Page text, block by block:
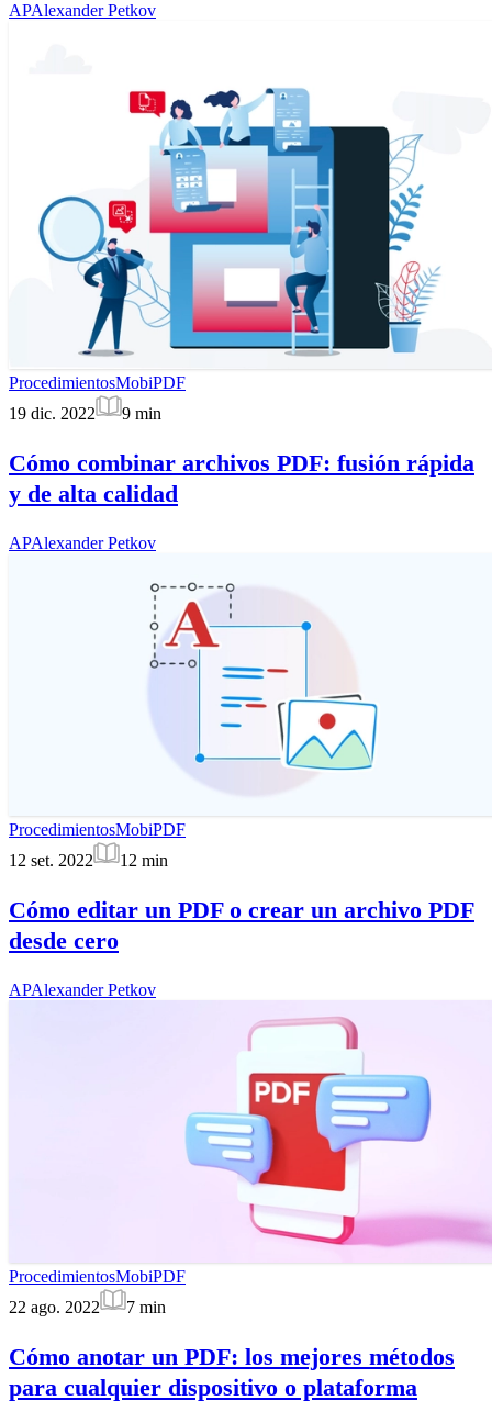
APAlexander Petkov
ProcedimientosMobiPDF
19 dic. 2022
9 min
Cómo combinar archivos PDF: fusión rápida
y de alta calidad
APAlexander Petkov
ProcedimientosMobiPDF
12 set. 2022
12 min
Cómo editar un PDF o crear un archivo PDF
desde cero
APAlexander Petkov
ProcedimientosMobiPDF
22 ago. 2022
7 min
Cómo anotar un PDF: los mejores métodos
para cualquier dispositivo o plataforma